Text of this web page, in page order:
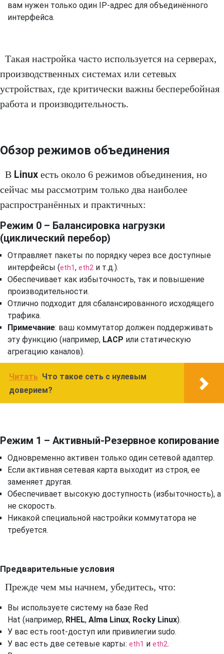
вам нужен только один IP-адрес для объединённого
интерфейса.
Такая настройка часто используется на серверах,
производственных системах или сетевых
устройствах, где критически важны бесперебойная
работа и производительность.
Обзор режимов объединения
В Linux есть около 6 режимов объединения, но
сейчас мы рассмотрим только два наиболее
распространённых и практичных:
Режим 0 – Балансировка нагрузки
(циклический перебор)
Отправляет пакеты по порядку через все доступные
интерфейсы (eth1, eth2 и т.д.).
Обеспечивает как избыточность, так и повышение
производительности.
Отлично подходит для сбалансированного исходящего
трафика.
Примечание: ваш коммутатор должен поддерживать
эту функцию (например, LACP или статическую
агрегацию каналов).
Читать Что такое сеть с нулевым
доверием?
Режим 1 – Активный-Резервное копирование
Одновременно активен только один сетевой адаптер.
Если активная сетевая карта выходит из строя, ее
заменяет другая.
Обеспечивает высокую доступность (избыточность), а
не скорость.
Никакой специальной настройки коммутатора не
требуется.
Предварительные условия
Прежде чем мы начнем, убедитесь, что:
Вы используете систему на базе Red
Hat (например, RHEL, Alma Linux, Rocky Linux).
У вас есть root-доступ или привилегии sudo.
У вас есть две сетевые карты: eth1 и eth2.